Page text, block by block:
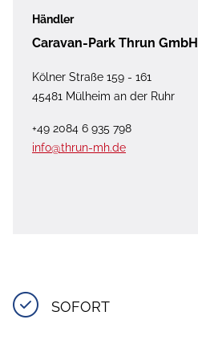
Händler
Caravan-Park Thrun GmbH
Kölner Straße 159 - 161
45481 Mülheim an der Ruhr
+49 2084 6 935 798
info@thrun-mh.de
SOFORT